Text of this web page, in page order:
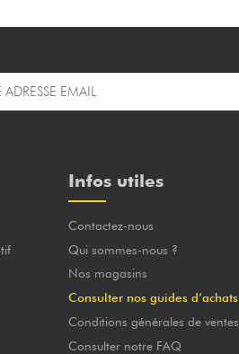
Infos utiles
Contactez-nous
Qui sommes-nous ?
Nos magasins
Consulter nos guides d’achats
Conditions générales de ventes
Consulter notre FAQ